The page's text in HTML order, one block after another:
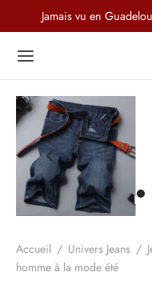
Jamais vu en
Accueil / Univers Jeans /
homme à la mode été